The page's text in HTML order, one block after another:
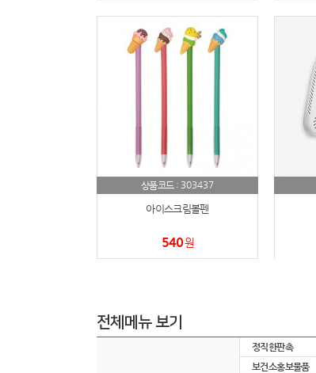
상품코드 : 303437
아이스크림볼펜
540원
전체메뉴 보기
정직한판촉
보건소홍보물품